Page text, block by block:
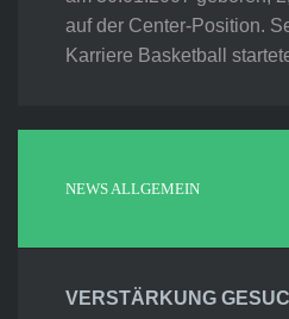
auf der Center-Position.
Karriere Basketball
NEWS ALLGEMEIN
VERSTÄRKUNG